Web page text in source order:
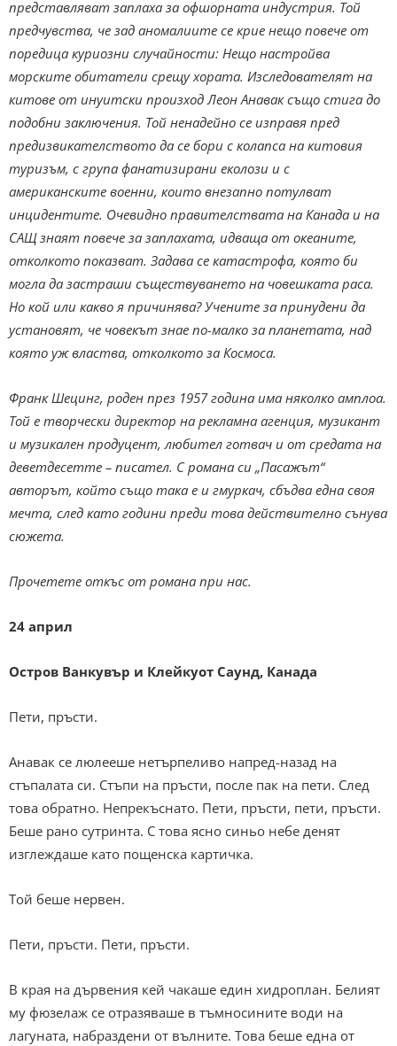
представляват заплаха за офшорната индустрия. Той
предчувства, че зад аномалиите се крие нещо повече от
поредица куриозни случайности: Нещо настройва
морските обитатели срещу хората. Изследователят на
китове от инуитски произход Леон Анавак също стига до
подобни заключения. Той ненадейно се изправя пред
предизвикателството да се бори с колапса на китовия
туризъм, с група фанатизирани еколози и с
американските военни, които внезапно потулват
инцидентите. Очевидно правителствата на Канада и на
САЩ знаят повече за заплахата, идваща от океаните,
отколкото показват. Задава се катастрофа, която би
могла да застраши съществуването на човешката раса.
Но кой или какво я причинява? Учените за принудени да
установят, че човекът знае по-малко за планетата, над
която уж властва, отколкото за Космоса.
Франк Шецинг, роден през 1957 година има няколко амплоа.
Той е творчески директор на рекламна агенция, музикант
и музикален продуцент, любител готвач и от средата на
деветдесетте – писател. С романа си „Пасажът“
авторът, който също така е и гмуркач, сбъдва една своя
мечта, след като години преди това действително сънува
сюжета.
Прочетете откъс от романа при нас.
24 април
Остров Ванкувър и Клейкуот Саунд, Канада
Пети, пръсти.
Анавак се люлееше нетърпеливо напред-назад на
стъпалата си. Стъпи на пръсти, после пак на пети. След
това обратно. Непрекъснато. Пети, пръсти, пети, пръсти.
Беше рано сутринта. С това ясно синьо небе денят
изглеждаше като пощенска картичка.
Той беше нервен.
Пети, пръсти. Пети, пръсти.
В края на дървения кей чакаше един хидроплан. Белият
му фюзелаж се отразяваше в тъмносините води на
лагуната, набраздени от вълните. Това беше една от